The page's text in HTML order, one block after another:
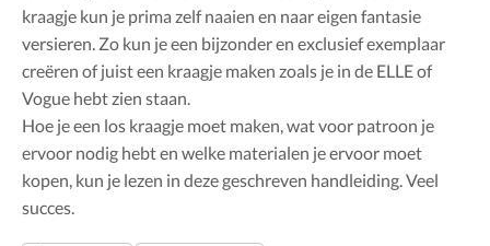
kraagje kun je prima zelf naaien en naar eigen fantasie
versieren. Zo kun je een bijzonder en exclusief exemplaar
creëren of juist een kraagje maken zoals je in de ELLE of
Vogue hebt zien staan.
Hoe je een los kraagje moet maken, wat voor patroon je
ervoor nodig hebt en welke materialen je ervoor moet
kopen, kun je lezen in deze geschreven handleiding. Veel
succes.